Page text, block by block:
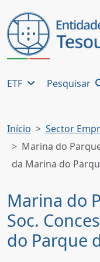
ETF Pesquisar
Início
Sector
Marina do
da Marina do
Marina do
Soc.
do Parque